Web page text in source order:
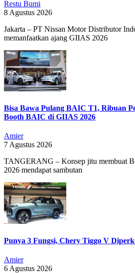
Restu Bumi
8 Agustus 2026
Jakarta – PT Nissan Motor Distributor
memanfaatkan ajang GIIAS 2026
Bisa Bawa Pulang BAIC T1, Ribuan
Booth BAIC di GIIAS 2026
Amier
7 Agustus 2026
TANGERANG – Konsep jitu membuat
2026 mendapat sambutan
Punya 3 Fungsi, Chery Tiggo V
Amier
6 Agustus 2026